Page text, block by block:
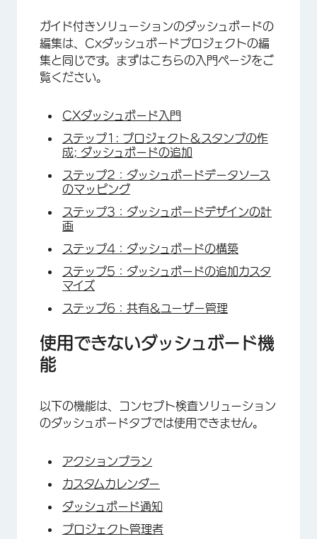
ガイド付きソリューションのダッシュボードの
編集は、Cxダッシュボードプロジェクトの編
集と同じです。まずはこちらの入門ページをご
覧ください。
CXダッシュボード入門
ステップ1: プロジェクト＆スタンプの作
成; ダッシュボードの追加
ステップ2：ダッシュボードデータソース
のマッピング
ステップ3：ダッシュボードデザインの計
画
ステップ4：ダッシュボードの構築
ステップ5：ダッシュボードの追加カスタ
マイズ
ステップ6：共有＆ユーザー管理
使用できないダッシュボード機
能
以下の機能は、コンセプト検査ソリューション
のダッシュボードタブでは使用できません。
アクションプラン
カスタムカレンダー
ダッシュボード通知
プロジェクト管理者